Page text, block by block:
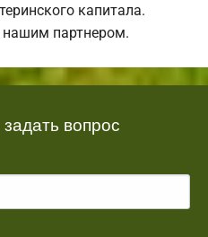
капитала.
нашим партнером.
вопрос